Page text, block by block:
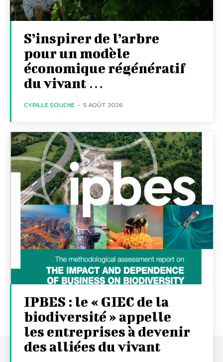
S’inspirer de l’arbre
pour un modèle
économique régénératif
du vivant …
CYRILLE SOUCHE - 5 AOÛT 2026
IPBES : le « GIEC de la
biodiversité » appelle
les entreprises à devenir
des alliées du vivant